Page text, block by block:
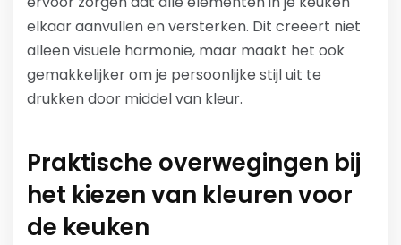
elkaar aanvullen en versterken. Dit creëert niet
alleen visuele harmonie, maar maakt het ook
gemakkelijker om je persoonlijke stijl uit te
drukken door middel van kleur.
Praktische overwegingen bij
het kiezen van kleuren voor
de keuken